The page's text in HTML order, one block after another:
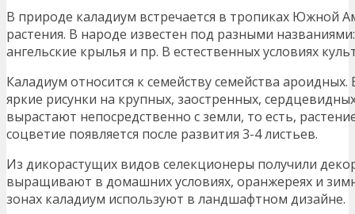
В природе каладиум встречается в тропиках Южной
растения. В народе известен под разными
ангельские крылья и пр. В естественных условиях
Каладиум относится к семейству семейства
яркие рисунки на крупных, заостренных,
вырастают непосредственно с земли, то есть,
соцветие появляется после развития 3-4 листьев.
Из дикорастущих видов селекционеры получили
выращивают в домашних условиях, оранжереях и
зонах каладиум используют в ландшафтном дизайне.